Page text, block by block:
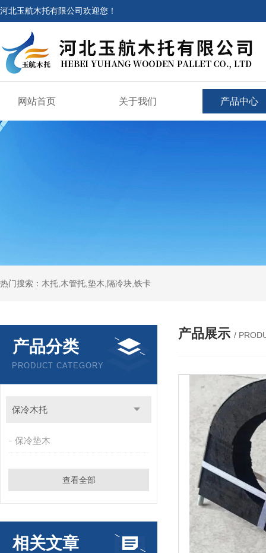
河北玉航木托有限公司欢迎您！
网站首页 关于我们 产品中心
热门搜索：木托,木管托,垫木,隔冷块,铁卡
产品分类
PRODUCT CATEGORY
保冷木托
保冷垫木
查看全部
相关文章
产品展示 /